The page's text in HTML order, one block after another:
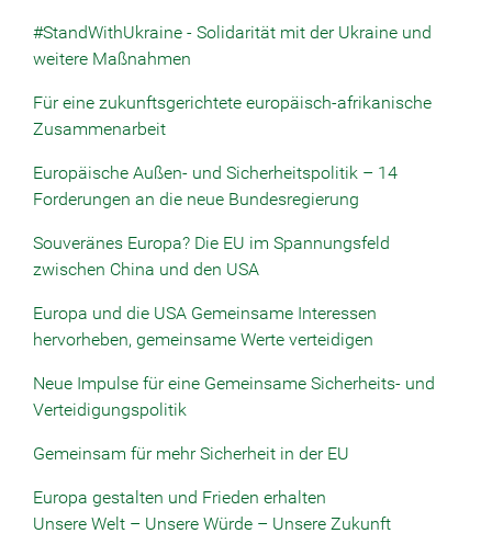
#StandWithUkraine - Solidarität mit der Ukraine und
weitere Maßnahmen
Für eine zukunftsgerichtete europäisch-afrikanische
Zusammenarbeit
Europäische Außen- und Sicherheitspolitik – 14
Forderungen an die neue Bundesregierung
Souveränes Europa? Die EU im Spannungsfeld
zwischen China und den USA
Europa und die USA Gemeinsame Interessen
hervorheben, gemeinsame Werte verteidigen
Neue Impulse für eine Gemeinsame Sicherheits- und
Verteidigungspolitik
Gemeinsam für mehr Sicherheit in der EU
Europa gestalten und Frieden erhalten
Unsere Welt – Unsere Würde – Unsere Zukunft